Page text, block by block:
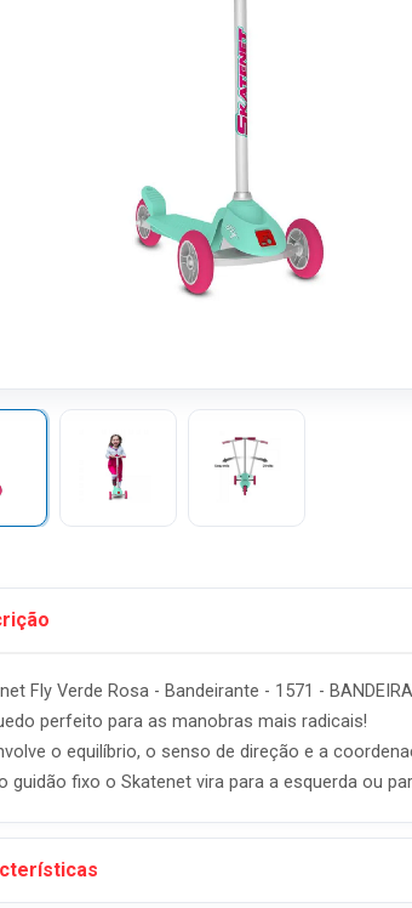
Fly Verde Rosa - Bandeirante - 1571 -
perfeito para as manobras mais radicais!
o equilíbrio, o senso de direção e a
guidão fixo o Skatenet vira para a esquerda ou